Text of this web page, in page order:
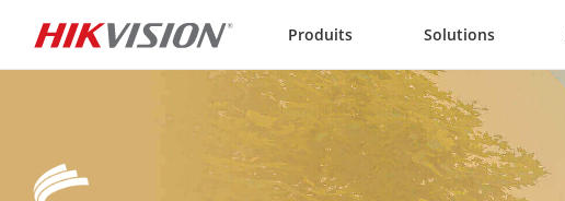
Produits Solutions